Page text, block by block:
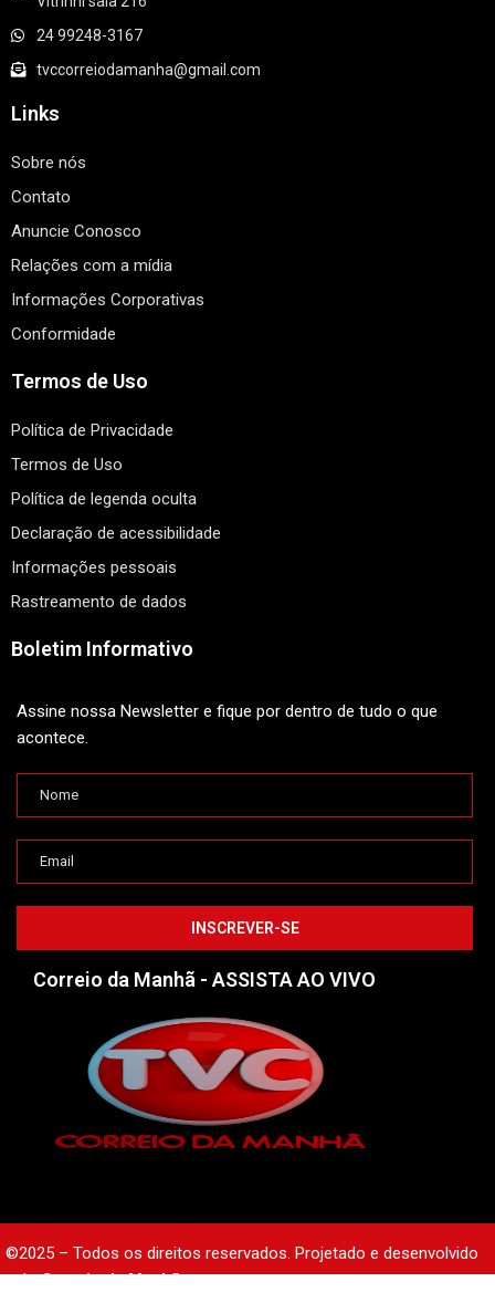
24 99248-3167
tvccorreiodamanha@gmail.com
Links
Sobre nós
Contato
Anuncie Conosco
Relações com a mídia
Informações Corporativas
Conformidade
Termos de Uso
Política de Privacidade
Termos de Uso
Política de legenda oculta
Declaração de acessibilidade
Informações pessoais
Rastreamento de dados
Boletim Informativo
Assine nossa Newsletter e fique por dentro de tudo o que
acontece.
Correio da Manhã - ASSISTA AO VIVO
©2025 – Todos os direitos reservados. Projetado e desenvolvido
peloCorreio da Manhã.